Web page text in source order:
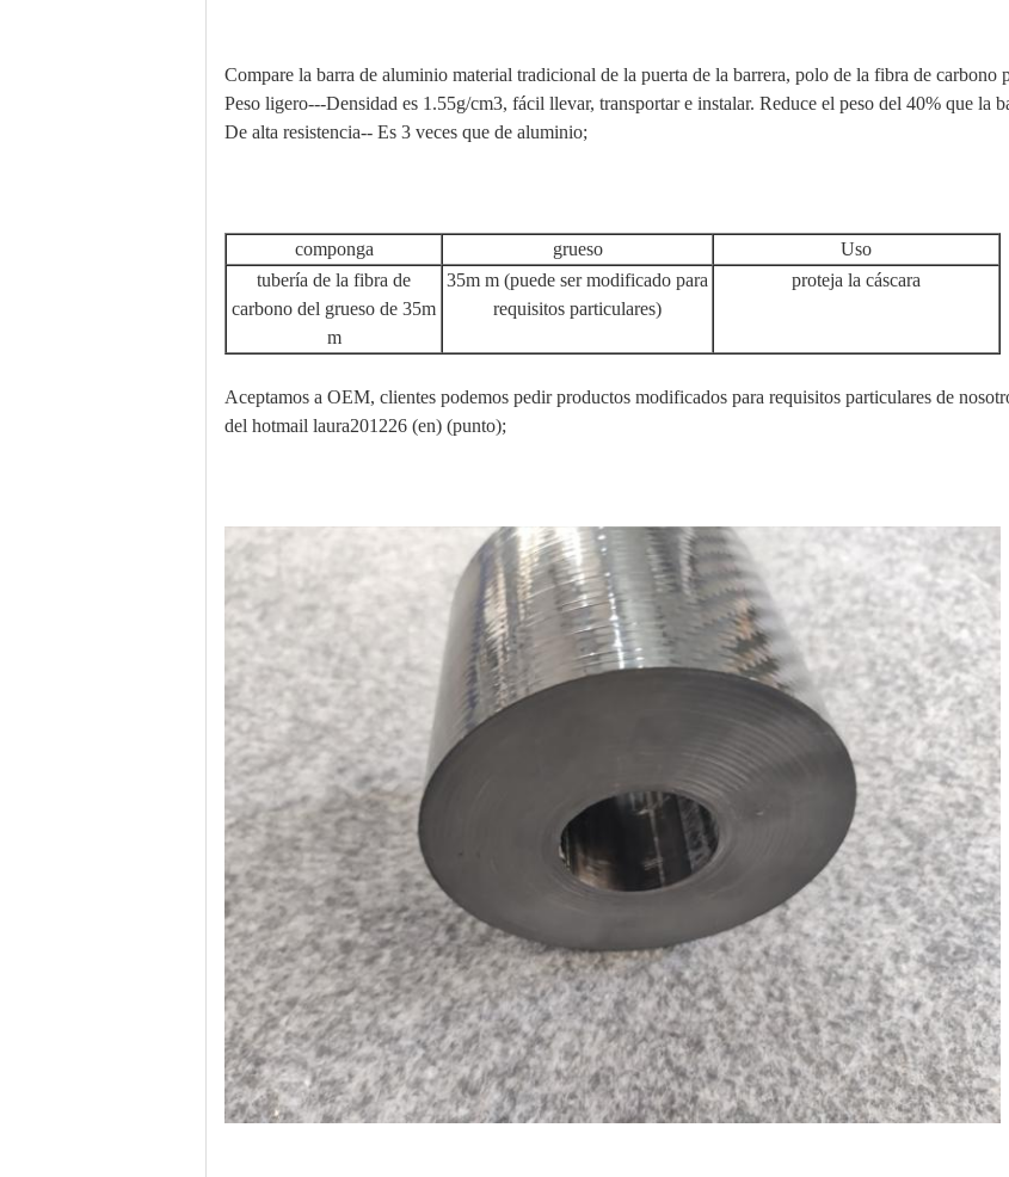
Compare la barra de aluminio material tradicional de la puerta de la barrera, polo de la fibra de carbono
Peso ligero---Densidad es 1.55g/cm3, fácil llevar, transportar e instalar. Reduce el peso del 40% que la
De alta resistencia-- Es 3 veces que de aluminio;
componga grueso
Uso
tubería de la fibra de
carbono del grueso de 35m
m
35m m (puede ser modificado para
requisitos particulares)
proteja la cáscara
Aceptamos a OEM, clientes podemos pedir productos modificados para requisitos particulares de
del hotmail laura201226 (en) (punto);